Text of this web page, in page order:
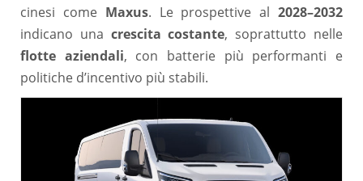
cinesi come Maxus. Le prospettive al2028–2032
indicano una crescita costante, soprattutto nelle
flotte aziendali, con batterie più performanti e
politiche d’incentivo più stabili.